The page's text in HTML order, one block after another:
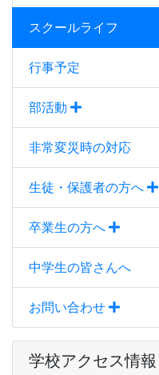
スクールライフ
行事予定
部活動
非常変災時の対応
生徒・保護者の方へ
卒業生の方へ
中学生の皆さんへ
お問い合わせ
学校アクセス情報